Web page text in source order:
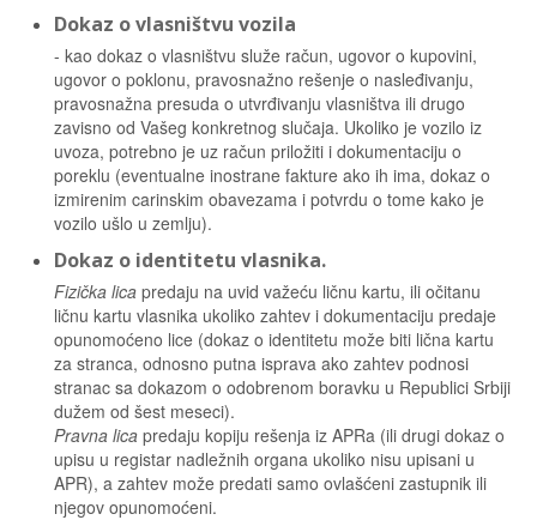
Dokaz o vlasništvu vozila
- kao dokaz o vlasništvu služe račun, ugovor o kupovini,
ugovor o poklonu, pravosnažno rešenje o nasleđivanju,
pravosnažna presuda o utvrđivanju vlasništva ili drugo
zavisno od Vašeg konkretnog slučaja. Ukoliko je vozilo iz
uvoza, potrebno je uz račun priložiti i dokumentaciju o
poreklu (eventualne inostrane fakture ako ih ima, dokaz o
izmirenim carinskim obavezama i potvrdu o tome kako je
vozilo ušlo u zemlju).
Dokaz o identitetu vlasnika.
Fizička lica predaju na uvid važeću ličnu kartu, ili očitanu
ličnu kartu vlasnika ukoliko zahtev i dokumentaciju predaje
opunomoćeno lice (dokaz o identitetu može biti lična kartu
za stranca, odnosno putna isprava ako zahtev podnosi
stranac sa dokazom o odobrenom boravku u Republici Srbiji
dužem od šest meseci).
Pravna lica predaju kopiju rešenja iz APRa (ili drugi dokaz o
upisu u registar nadležnih organa ukoliko nisu upisani u
APR), a zahtev može predati samo ovlašćeni zastupnik ili
njegov opunomoćeni.